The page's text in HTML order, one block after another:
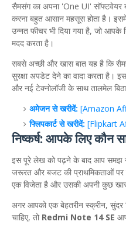
​सैमसंग का अपना 'One UI'
करना बहुत आसान महसूस होता है।
उन्नत फीचर भी दिया गया है, जो आपके
मदद करता है।
​सबसे अच्छी और खास बात यह है कि
सुरक्षा अपडेट देने का वादा करता है।
और नई टेक्नोलॉजी के साथ तालमेल
अमेजन से खरीदें: [Amazon
फ्लिपकार्ट से खरीदें: [Flipkart
निष्कर्ष: आपके लिए कौन
​इस पूरे लेख को पढ़ने के बाद आप समझ
जरूरत और बजट की प्राथमिकताओं पर
एक विजेता है और उसकी अपनी कुछ
​अगर आपको एक बेहतरीन स्क्रीन,
चाहिए, तो Redmi Note 14 SE